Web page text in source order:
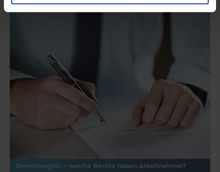
RECHTSNEWS
Dienstzeugnis – welche Rechte haben Arbeitnehmer?